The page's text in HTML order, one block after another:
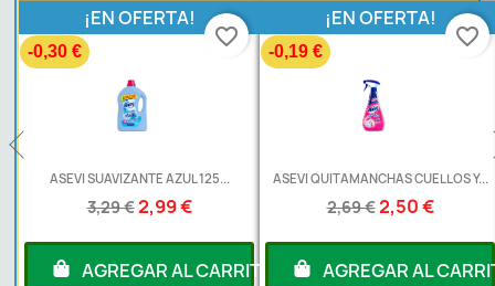
ASEVI SUAVIZANTE AZUL 125...
3,29 €2,99 €
¡EN OFERTA!
-0,30 €
AGREGAR AL CARRITO
favorite_border
ASEVI QUITAMANCHAS CUELLOS Y...
2,69 €2,50 €
¡EN OFERTA!
-0,19 €
AGREGAR AL
favorite_border